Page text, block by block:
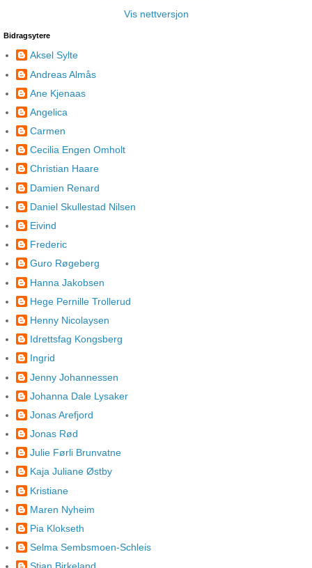
Vis nettversjon
Bidragsytere
Aksel Sylte
Andreas Almås
Ane Kjenaas
Angelica
Carmen
Cecilia Engen Omholt
Christian Haare
Damien Renard
Daniel Skullestad Nilsen
Eivind
Frederic
Guro Røgeberg
Hanna Jakobsen
Hege Pernille Trollerud
Henny Nicolaysen
Idrettsfag Kongsberg
Ingrid
Jenny Johannessen
Johanna Dale Lysaker
Jonas Arefjord
Jonas Rød
Julie Førli Brunvatne
Kaja Juliane Østby
Kristiane
Maren Nyheim
Pia Klokseth
Selma Sembsmoen-Schleis